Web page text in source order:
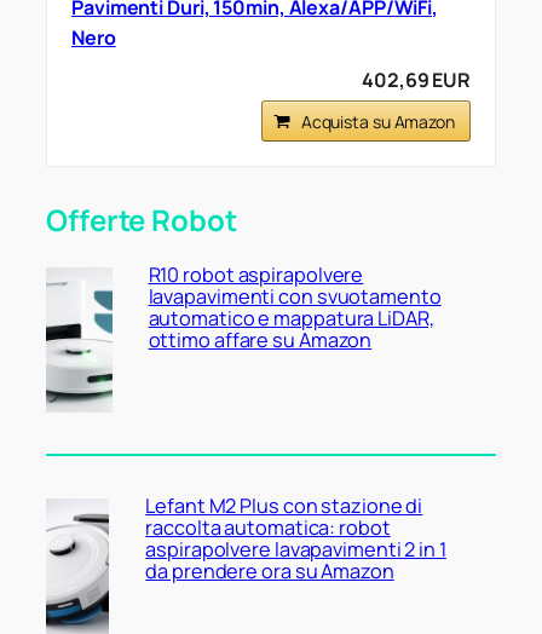
Pavimenti Duri, 150min, Alexa/APP/WiFi,
Nero
402,69 EUR
Acquista su Amazon
Offerte Robot
R10 robot aspirapolvere
lavapavimenti con svuotamento
automatico e mappatura LiDAR,
ottimo affare su Amazon
Lefant M2 Plus con stazione di
raccolta automatica: robot
aspirapolvere lavapavimenti 2 in 1
da prendere ora su Amazon